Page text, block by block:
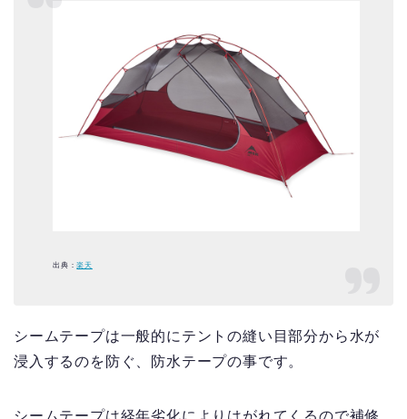
出典：楽天
シームテープは一般的にテントの縫い目部分から水が
浸入するのを防ぐ、防水テープの事です。
シームテープは経年劣化によりはがれてくるので補修